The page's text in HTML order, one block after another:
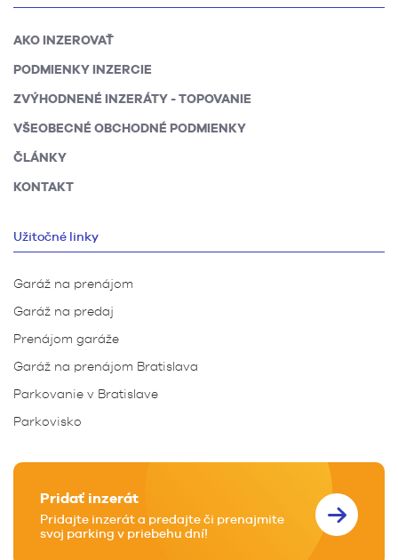
AKO INZEROVAŤ
PODMIENKY INZERCIE
ZVÝHODNENÉ INZERÁTY - TOPOVANIE
VŠEOBECNÉ OBCHODNÉ PODMIENKY
ČLÁNKY
KONTAKT
Užitočné linky
Garáž na prenájom
Garáž na predaj
Prenájom garáže
Garáž na prenájom Bratislava
Parkovanie v Bratislave
Parkovisko
Pridať inzerát
Pridajte inzerát a predajte či prenajmite
svoj parking v priebehu dní!